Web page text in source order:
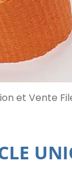
et Vente